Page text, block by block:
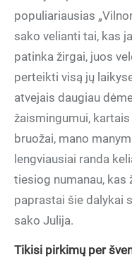
populiariausias
sako velianti tai, kas
patinka žirgai, juos
perteikti visą jų
atvejais daugiau
žaismingumui,
bruožai, mano
lengviausiai randa
tiesiog numanau, kas
paprastai šie dalykai
sako Julija.
Tikisi pirkimų per